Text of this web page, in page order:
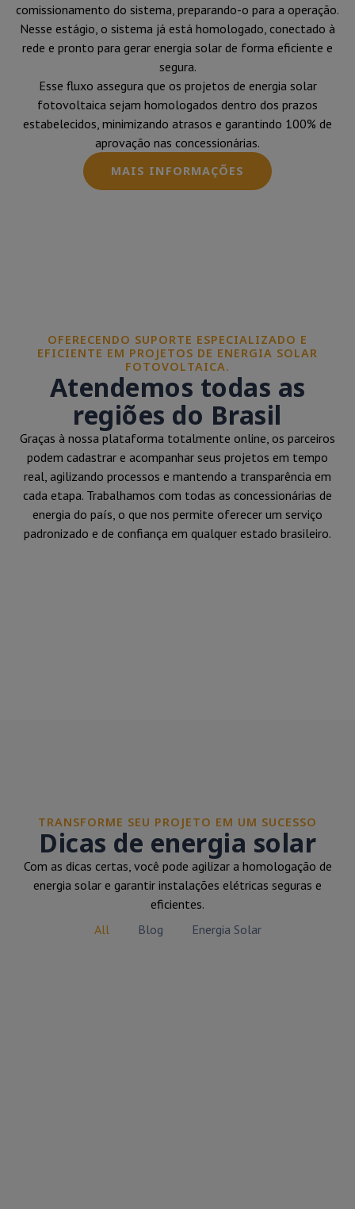
comissionamento do sistema, preparando-o para a operação.
Nesse estágio, o sistema já está homologado, conectado à
rede e pronto para gerar energia solar de forma eficiente e
segura.
Esse fluxo assegura que os projetos de energia solar
fotovoltaica sejam homologados dentro dos prazos
estabelecidos, minimizando atrasos e garantindo 100% de
aprovação nas concessionárias.
MAIS INFORMAÇÕES
OFERECENDO SUPORTE ESPECIALIZADO E
EFICIENTE EM PROJETOS DE ENERGIA SOLAR
FOTOVOLTAICA.
Atendemos todas as
regiões do Brasil
Graças à nossa plataforma totalmente online, os parceiros
podem cadastrar e acompanhar seus projetos em tempo
real, agilizando processos e mantendo a transparência em
cada etapa. Trabalhamos com todas as concessionárias de
energia do país, o que nos permite oferecer um serviço
padronizado e de confiança em qualquer estado brasileiro.
TRANSFORME SEU PROJETO EM UM SUCESSO
Dicas de energia solar
Com as dicas certas, você pode agilizar a homologação de
energia solar e garantir instalações elétricas seguras e
eficientes.
All
Blog Energia Solar